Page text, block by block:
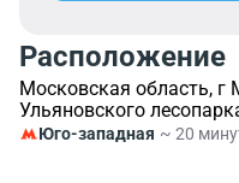
Расположение
Московская область, г
Ульяновского
Юго-западная ~ 20